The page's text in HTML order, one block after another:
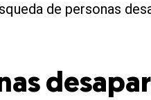
de personas